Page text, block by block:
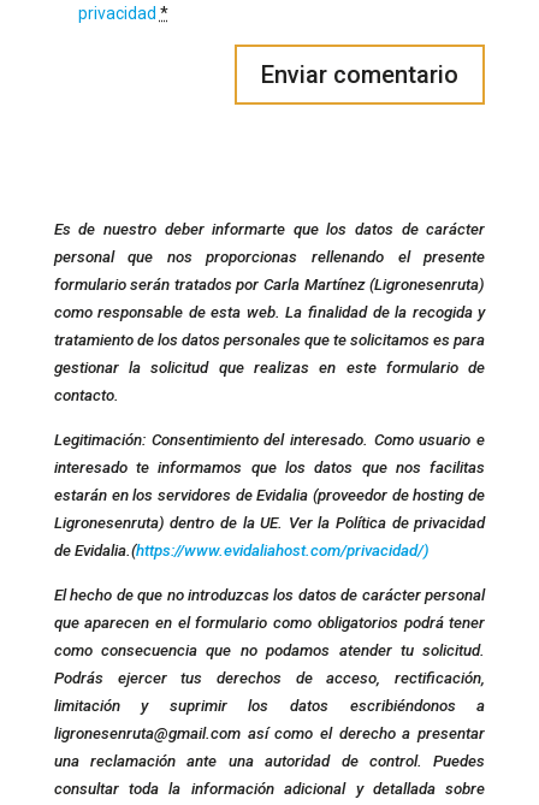
privacidad *
Es de nuestro deber informarte que los datos de carácter
personal que nos proporcionas rellenando el presente
formulario serán tratados por Carla Martínez (Ligronesenruta)
como responsable de esta web. La finalidad de la recogida y
tratamiento de los datos personales que te solicitamos es para
gestionar la solicitud que realizas en este formulario de
contacto.
Legitimación: Consentimiento del interesado. Como usuario e
interesado te informamos que los datos que nos facilitas
estarán en los servidores de Evidalia (proveedor de hosting de
Ligronesenruta) dentro de la UE. Ver la Política de privacidad
de Evidalia.(https://www.evidaliahost.com/privacidad/)
El hecho de que no introduzcas los datos de carácter personal
que aparecen en el formulario como obligatorios podrá tener
como consecuencia que no podamos atender tu solicitud.
Podrás ejercer tus derechos de acceso, rectificación,
limitación y suprimir los datos escribiéndonos a
ligronesenruta@gmail.com así como el derecho a presentar
una reclamación ante una autoridad de control. Puedes
consultar toda la información adicional y detallada sobre